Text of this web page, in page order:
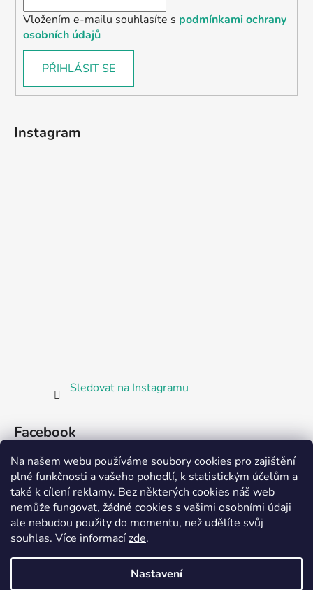
Na našem webu používáme soubory cookies pro zajištění
plné funkčnosti a vašeho pohodlí, k statistickým účelům a
také k cílení reklamy. Bez některých cookies náš web
nemůže fungovat, žádné cookies s vašimi osobními údaji
ale nebudou použity do momentu, než udělíte svůj
souhlas. Více informacízde.
Nastavení
Vložením e-mailu souhlasíte s podmínkami ochrany
osobních údajů
PŘIHLÁSIT SE
Instagram
Sledovat na Instagramu
Facebook
Partnerská prodejna Barefoot Plzeň